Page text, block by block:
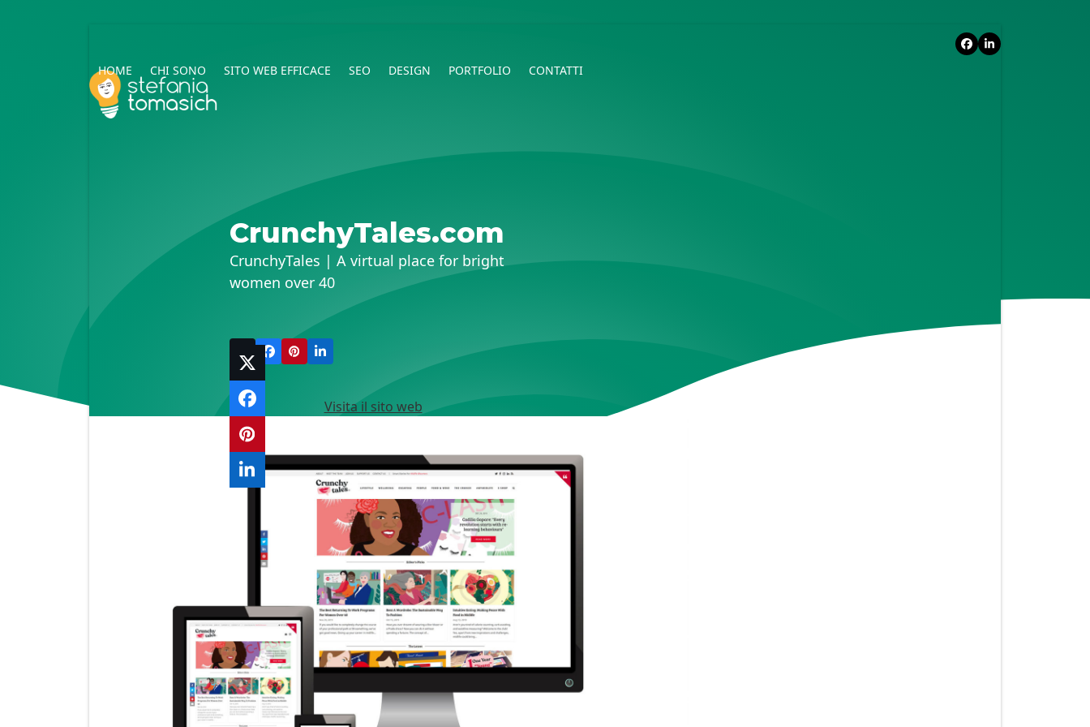
FacebookLinkedIn
HOME
CHI SONO SITO WEB EFFICACE SEO DESIGN PORTFOLIO CONTATTI
CrunchyTales.com
CrunchyTales | A virtual place for bright
women over 40
Visita il sito web